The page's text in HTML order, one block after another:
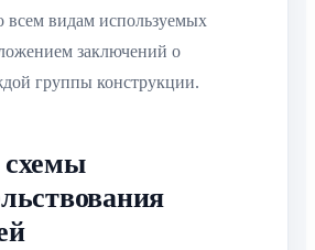
всем видам используемых
заключений о
группы конструкции.